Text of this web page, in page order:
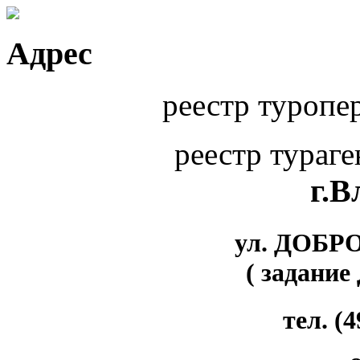
Адрес
реестр
реестр
ул.
(
тел.